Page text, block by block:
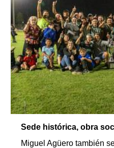
Sede histórica, obra
Miguel Agüero también